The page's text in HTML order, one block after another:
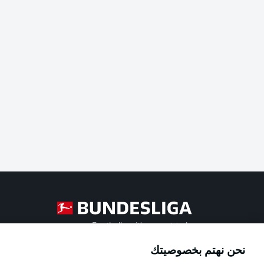
Football as it's meant to be
Official Partners
نحن نهتم بخصوصيتك